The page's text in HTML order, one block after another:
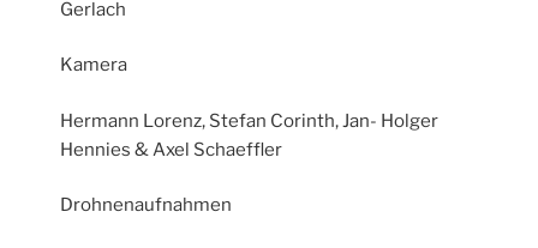
Gerlach
Kamera
Hermann Lorenz, Stefan Corinth, Jan- Holger
Hennies & Axel Schaeffler
Drohnenaufnahmen